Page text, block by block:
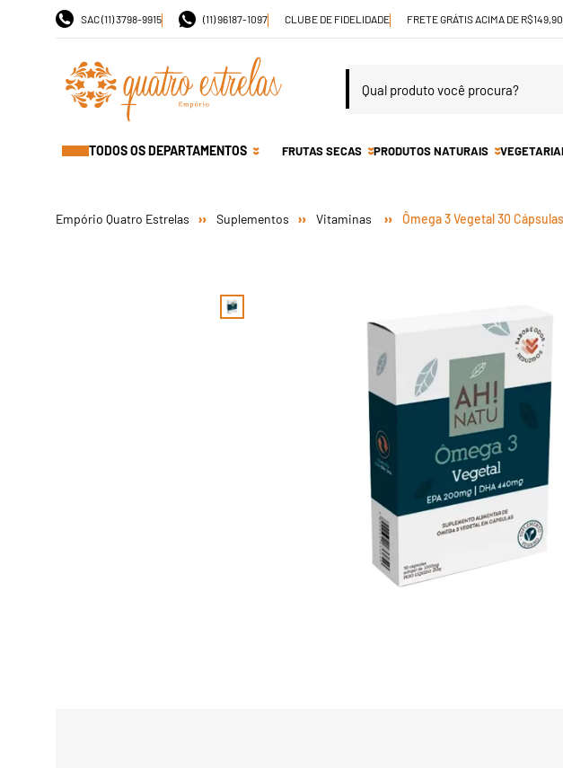
SAC (11) 3798-9915 (11) 96187-1097 CLUBE DE FIDELIDADE FRETE GRÁTIS ACIMA DE
TODOS OS DEPARTAMENTOS FRUTAS SECAS PRODUTOS NATURAIS
Suplementos Vitaminas Ômega 3 Vegetal 30